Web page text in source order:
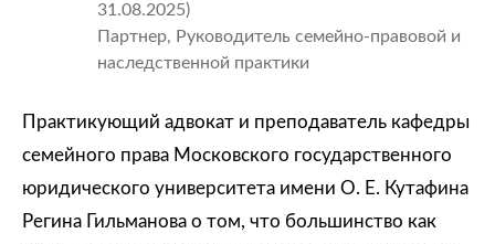
31.08.2025)
Партнер, Руководитель семейно-правовой и
наследственной практики
Практикующий адвокат и преподаватель кафедры
семейного права Московского государственного
юридического университета имени О. Е. Кутафина
Регина Гильманова о том, что большинство как